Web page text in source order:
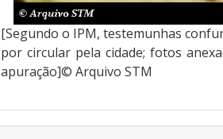
[Segundo o IPM, testemunhas
por circular pela cidade; fotos
apuração]© Arquivo STM